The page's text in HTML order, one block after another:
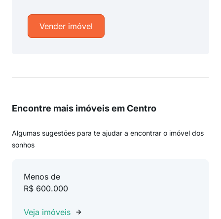
Vender imóvel
Encontre mais imóveis em Centro
Algumas sugestões para te ajudar a encontrar o imóvel dos
sonhos
Menos de
R$ 600.000
Veja imóveis